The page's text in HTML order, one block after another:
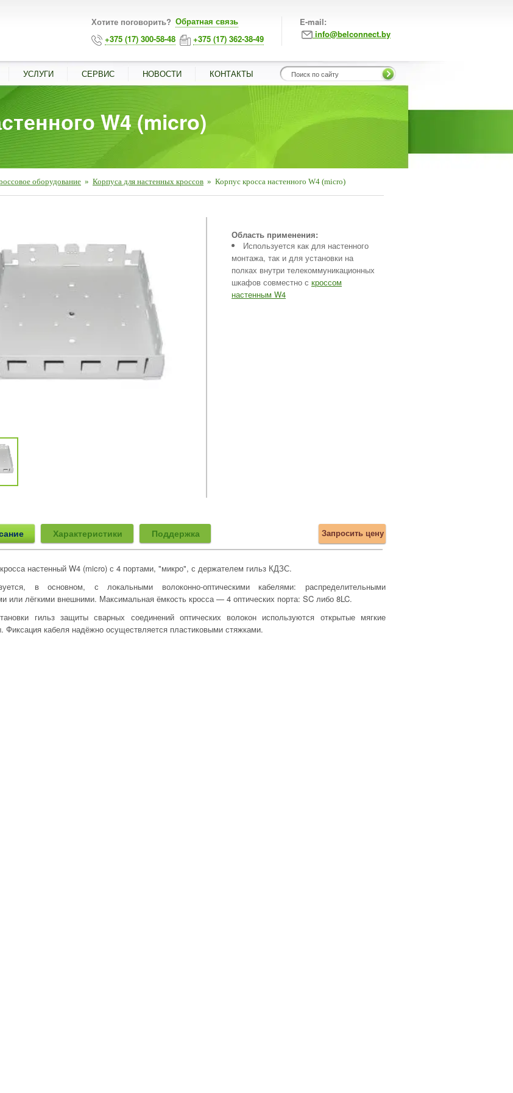
Хотите поговорить? Обратная связь
+375 (17) 300-58-48
+375 (17) 362-38-49
E-mail:
info@belconnect.by
УСЛУГИ СЕРВИС НОВОСТИ КОНТАКТЫ
W4 (micro)
оборудование » Корпуса для настенных кроссов » Корпус кросса настенного W4 (micro)
Область применения:
Используется как для настенного
монтажа, так и для установки на
полках внутри телекоммуникационных
шкафов совместно с кроссом
настенным W4
Характеристики Поддержка Запросить цену
настенный W4 (micro) с 4 портами, "микро", с держателем гильз КДЗС.
в основном, с локальными волоконно-оптическими кабелями: распределительными
или лёгкими внешними. Максимальная ёмкость кросса — 4 оптических порта: SC либо 8LC.
гильз защиты сварных соединений оптических волокон используются открытые мягкие
Фиксация кабеля надёжно осуществляется пластиковыми стяжками.